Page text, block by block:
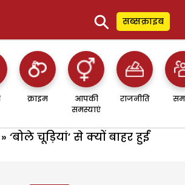
⚲ सब्सक्राइब
क्राइम
आपकी
समस्याएं
राजनीति
» ‘बोले चूड़ियां’ से क्यों बाहर हुईं